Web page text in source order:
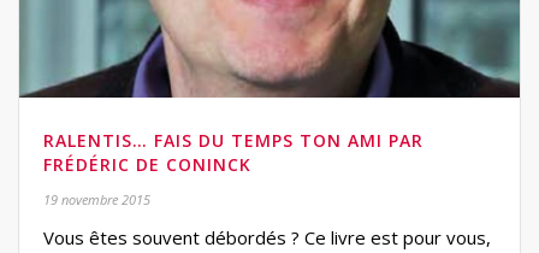
RALENTIS… FAIS DU TEMPS TON AMI PAR
FRÉDÉRIC DE CONINCK
19 novembre 2015
Vous êtes souvent débordés ? Ce livre est pour vous,